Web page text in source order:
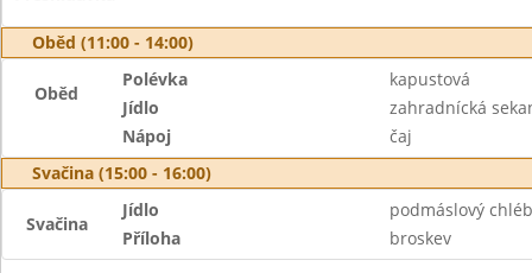
Oběd (11:00 - 14:00)
Oběd
Polévka
kapustová
Jídlo
zahradnícká
Nápoj
čaj
Svačina (15:00 - 16:00)
Svačina
Jídlo
podmáslový
Příloha
broskev